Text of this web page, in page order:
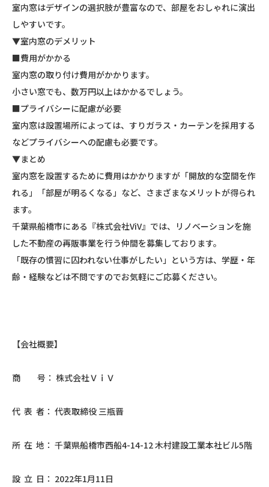
室内窓はデザインの選択肢が豊富なので、部屋をおしゃれに演出
しやすいです。
▼室内窓のデメリット
■費用がかかる
室内窓の取り付け費用がかかります。
小さい窓でも、数万円以上はかかるでしょう。
■プライバシーに配慮が必要
室内窓は設置場所によっては、すりガラス・カーテンを採用する
などプライバシーへの配慮も必要です。
▼まとめ
室内窓を設置するために費用はかかりますが「開放的な空間を作
れる」「部屋が明るくなる」など、さまざまなメリットが得られ
ます。
千葉県船橋市にある『株式会社ViV』では、リノベーションを施
した不動産の再販事業を行う仲間を募集しております。
「既存の慣習に囚われない仕事がしたい」という方は、学歴・年
齢・経験などは不問ですのでお気軽にご応募ください。
【会社概要】
商 号： 株式会社ＶｉＶ
代 表 者： 代表取締役 三瓶晋
所 在 地： 千葉県船橋市西船4-14-12 木村建設工業本社ビル5階
設 立 日： 2022年1月11日